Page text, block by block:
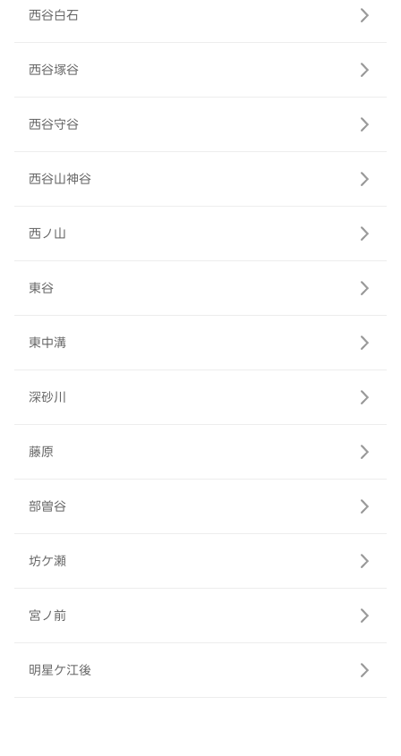
西谷白石
西谷塚谷
西谷守谷
西谷山神谷
西ノ山
東谷
東中溝
深砂川
藤原
部曽谷
坊ケ瀬
宮ノ前
明星ケ江後